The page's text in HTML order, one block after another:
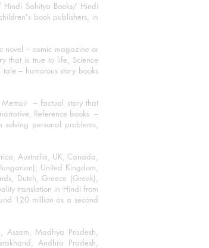
Sahitya Books/ Hindi
book publishers, in
novel – comic magazine or
that is true to life, Science
– humorous story books
Memoir – factual story that
Reference books –
personal problems,
Australia, UK, Canada,
United Kingdom,
Dutch, Greece (Greek),
translation in Hindi from
120 million as a second
Madhya Pradesh,
Andhra Pradesh,